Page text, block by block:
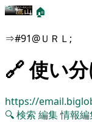
🏠
⇒#91@ＵＲＬ;
🔗 使い
https://
🔍検索 編集情報編